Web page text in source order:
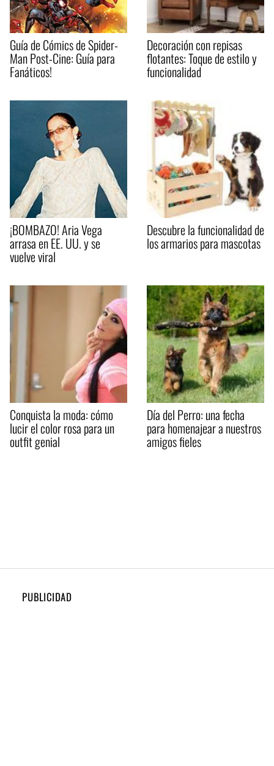
Guía de Cómics de Spider-
Man Post-Cine: Guía para
Fanáticos!
Decoración con repisas
flotantes: Toque de estilo y
funcionalidad
¡BOMBAZO! Aria Vega
arrasa en EE. UU. y se
vuelve viral
Descubre la funcionalidad de
los armarios para mascotas
Conquista la moda: cómo
lucir el color rosa para un
outfit genial
Día del Perro: una fecha
para homenajear a nuestros
amigos fieles
PUBLICIDAD